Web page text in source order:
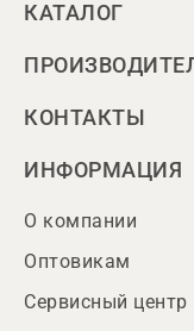
КАТАЛОГ
КОНТАКТЫ
ИНФОРМАЦИЯ
О компании
Оптовикам
Сервисный центр